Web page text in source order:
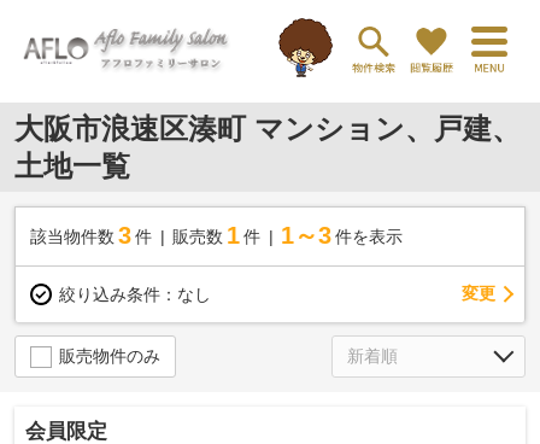
大阪市浪速区湊町 マンション、戸建、
土地一覧
該当物件数 3件 販売数 1 件 1～3 件を表示
絞り込み条件： なし 変更
販売物件のみ
会員限定